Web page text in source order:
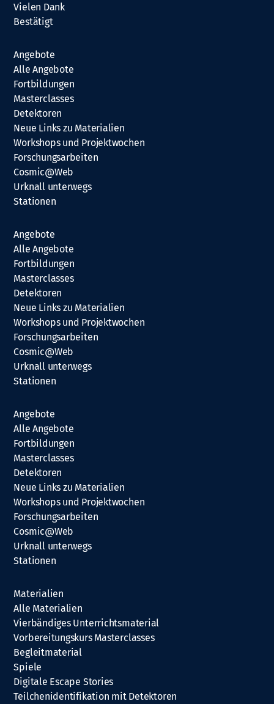
Vielen Dank
Bestätigt
Angebote
Alle Angebote
Fortbildungen
Masterclasses
Detektoren
Neue Links zu Materialien
Workshops und Projektwochen
Forschungsarbeiten
Cosmic@Web
Urknall unterwegs
Stationen
Angebote
Alle Angebote
Fortbildungen
Masterclasses
Detektoren
Neue Links zu Materialien
Workshops und Projektwochen
Forschungsarbeiten
Cosmic@Web
Urknall unterwegs
Stationen
Angebote
Alle Angebote
Fortbildungen
Masterclasses
Detektoren
Neue Links zu Materialien
Workshops und Projektwochen
Forschungsarbeiten
Cosmic@Web
Urknall unterwegs
Stationen
Materialien
Alle Materialien
Vierbändiges Unterrichtsmaterial
Vorbereitungskurs Masterclasses
Begleitmaterial
Spiele
Digitale Escape Stories
Teilchenidentifikation mit Detektoren